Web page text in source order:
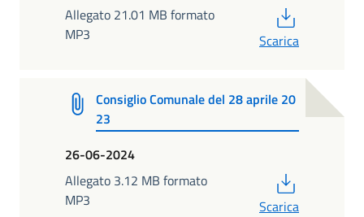
Allegato 21.01 MB formato
MP3
Scarica
Consiglio Comunale del 28 aprile 20
23
26-06-2024
Allegato 3.12 MB formato
MP3
Scarica